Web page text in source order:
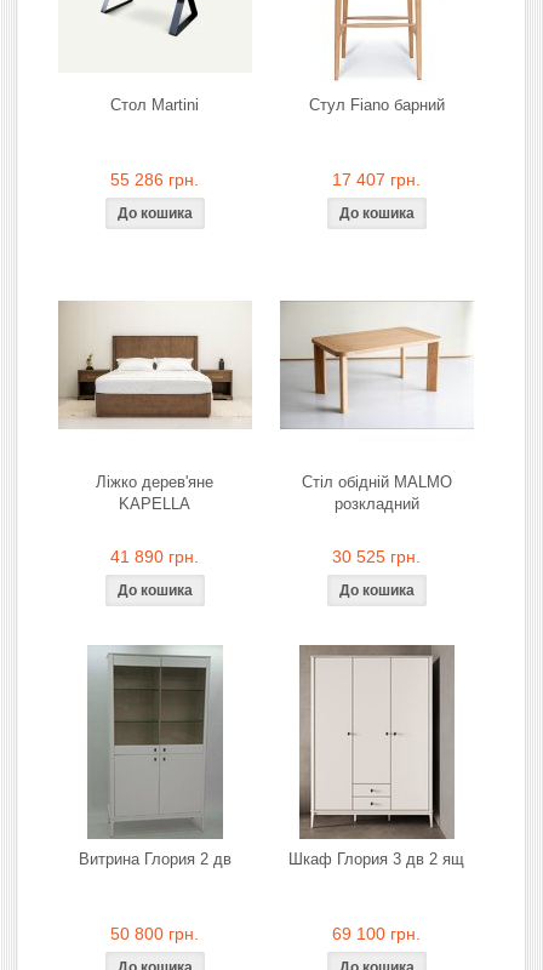
Стол Martini
55 286 грн.
Стул Fiano барний
17 407 грн.
Ліжко дерев'яне
KAPELLA
41 890 грн.
Стіл обідній MALMO
розкладний
30 525 грн.
Витрина Глория 2 дв
50 800 грн.
Шкаф Глория 3 дв 2 ящ
69 100 грн.